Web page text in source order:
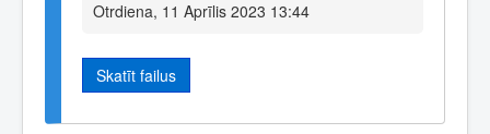
Otrdiena, 11 Aprīlis 2023 13:44
Skatīt failus